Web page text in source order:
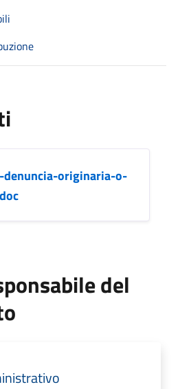
originaria-o-
del